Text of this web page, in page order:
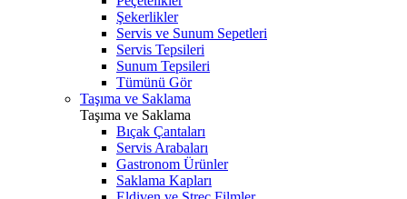
Şekerlikler
Servis ve Sunum Sepetleri
Servis Tepsileri
Sunum Tepsileri
Tümünü Gör
Taşıma ve Saklama
Taşıma ve Saklama
Bıçak Çantaları
Servis Arabaları
Gastronom Ürünler
Saklama Kapları